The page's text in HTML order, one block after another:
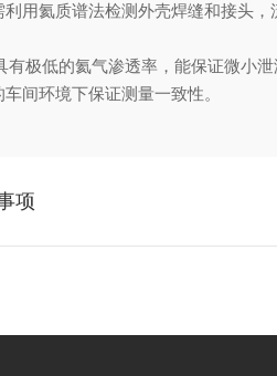
用氦质谱法检测外壳焊缝和接头
极低的氦气渗透率，能保证微小泄
间环境下保证测量一致性。
项